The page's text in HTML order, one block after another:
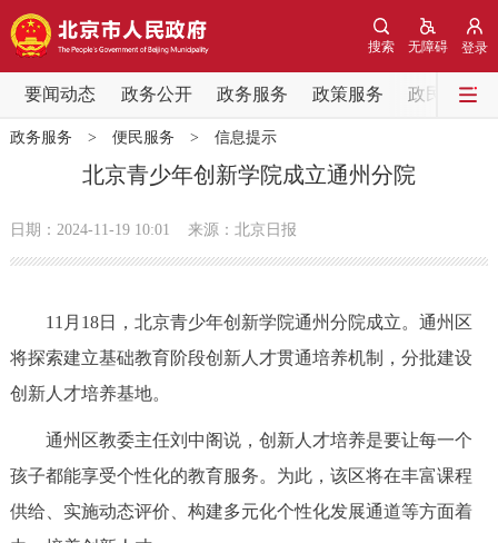
登录
无障碍
搜索
要闻动态 政务公开 政务服务 政策服务 政民互动
要闻动态
党中央精神 国务院信息
政务公开
市领导
政务服务 > 便民服务 > 信息提示
北京青少年创新学院成立通州分院
日期：2024-11-19 10:01 来源：北京日报
11月18日，北京青少年创新学院通州分院成立。通州区
将探索建立基础教育阶段创新人才贯通培养机制，分批建设
创新人才培养基地。
通州区教委主任刘中阁说，创新人才培养是要让每一个
孩子都能享受个性化的教育服务。为此，该区将在丰富课程
供给、实施动态评价、构建多元化个性化发展通道等方面着